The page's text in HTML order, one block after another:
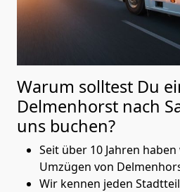
Warum solltest Du
Delmenhorst nach
uns buchen?
Seit über 10 Jahren
Umzügen von
Wir kennen jeden